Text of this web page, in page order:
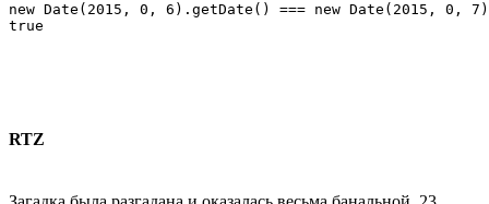
new Date(2015, 0, 6).getDate() === new Date(2015, 0,
RTZ